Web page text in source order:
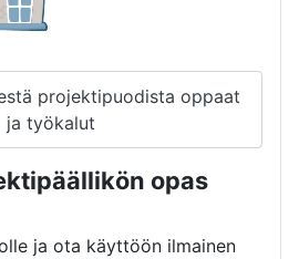
projektipuodista oppaat
ja työkalut
opas
ja ota käyttöön ilmainen